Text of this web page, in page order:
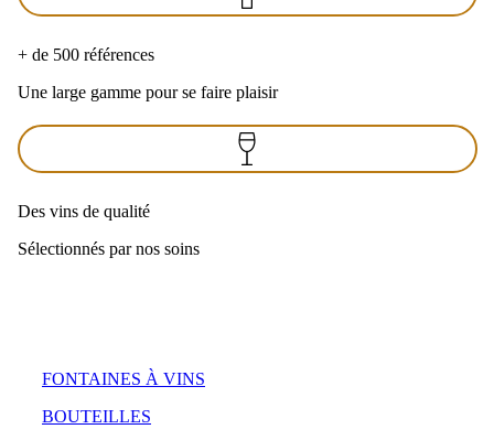
+ de 500 références
Une large gamme pour se faire plaisir
Des vins de qualité
Sélectionnés par nos soins
FONTAINES À VINS
BOUTEILLES